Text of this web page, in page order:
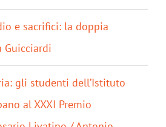
e sacrifici: la doppia
gli studenti dell’Istituto
al XXXI Premio